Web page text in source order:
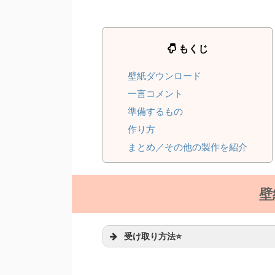
もくじ
壁紙ダウンロード
一言コメント
準備するもの
作り方
まとめ／その他の製作を紹介
受け取り方法⭐